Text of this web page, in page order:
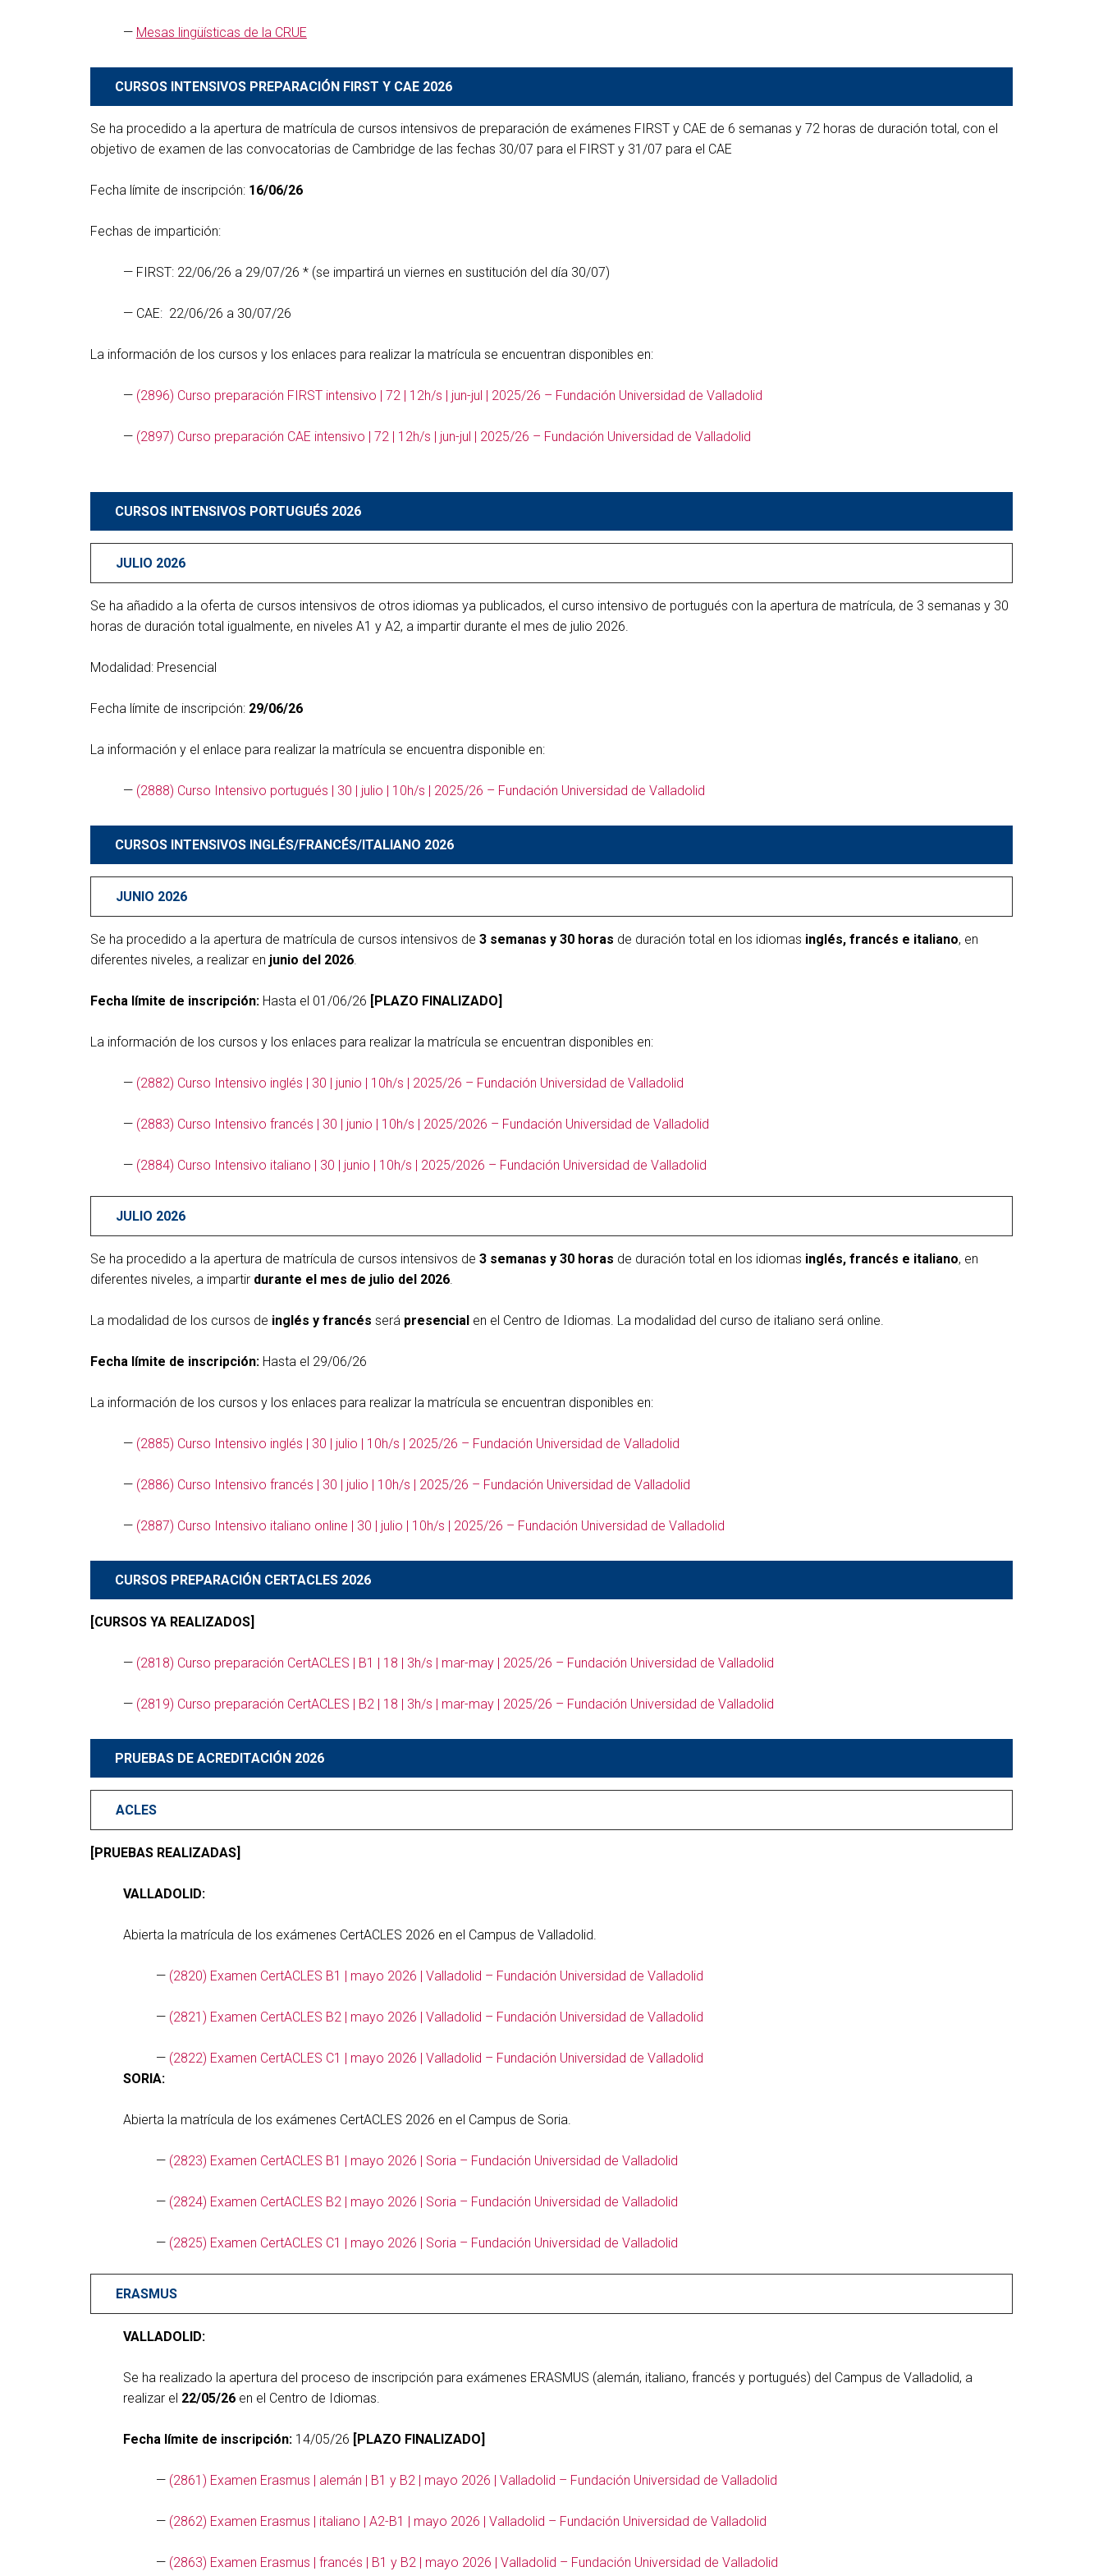
Programa Mentor
Cursos y Pruebas de Idiomas
Cursos y Pruebas de Idiomas
BIOECON Project
REC-MAT Project
Fundación Arhnold de la
Becas Fundación Carolina-UVa
WESET Project
BIOECON Project
REC-MAT Project
Fundación Carolina – UVa
— Mesas lingüísticas de la CRUE
CURSOS INTENSIVOS PREPARACIÓN FIRST Y CAE 2026
Se ha procedido a la apertura de matrícula de cursos intensivos de preparación de exámenes FIRST y CAE de 6 semanas y 72 horas de duración total, con el
objetivo de examen de las convocatorias de Cambridge de las fechas 30/07 para el FIRST y 31/07 para el CAE
Fecha límite de inscripción: 16/06/26
Fechas de impartición:
— FIRST: 22/06/26 a 29/07/26 * (se impartirá un viernes en sustitución del día 30/07)
— CAE: 22/06/26 a 30/07/26
La información de los cursos y los enlaces para realizar la matrícula se encuentran disponibles en:
— (2896) Curso preparación FIRST intensivo | 72 | 12h/s | jun-jul | 2025/26 – Fundación Universidad de Valladolid
— (2897) Curso preparación CAE intensivo | 72 | 12h/s | jun-jul | 2025/26 – Fundación Universidad de Valladolid
CURSOS INTENSIVOS PORTUGUÉS 2026
JULIO 2026
Se ha añadido a la oferta de cursos intensivos de otros idiomas ya publicados, el curso intensivo de portugués con la apertura de matrícula, de 3 semanas y 30
horas de duración total igualmente, en niveles A1 y A2, a impartir durante el mes de julio 2026.
Modalidad: Presencial
Fecha límite de inscripción: 29/06/26
La información y el enlace para realizar la matrícula se encuentra disponible en:
— (2888) Curso Intensivo portugués | 30 | julio | 10h/s | 2025/26 – Fundación Universidad de Valladolid
CURSOS INTENSIVOS INGLÉS/FRANCÉS/ITALIANO 2026
JUNIO 2026
Se ha procedido a la apertura de matrícula de cursos intensivos de 3 semanas y 30 horas de duración total en los idiomas inglés, francés e italiano, en
diferentes niveles, a realizar en junio del 2026.
Fecha límite de inscripción: Hasta el 01/06/26 [PLAZO FINALIZADO]
La información de los cursos y los enlaces para realizar la matrícula se encuentran disponibles en:
— (2882) Curso Intensivo inglés | 30 | junio | 10h/s | 2025/26 – Fundación Universidad de Valladolid
— (2883) Curso Intensivo francés | 30 | junio | 10h/s | 2025/2026 – Fundación Universidad de Valladolid
— (2884) Curso Intensivo italiano | 30 | junio | 10h/s | 2025/2026 – Fundación Universidad de Valladolid
JULIO 2026
Se ha procedido a la apertura de matrícula de cursos intensivos de 3 semanas y 30 horas de duración total en los idiomas inglés, francés e italiano, en
diferentes niveles, a impartir durante el mes de julio del 2026.
La modalidad de los cursos de inglés y francés será presencialen el Centro de Idiomas. La modalidad del curso de italiano será online.
Fecha límite de inscripción:Hasta el 29/06/26
La información de los cursos y los enlaces para realizar la matrícula se encuentran disponibles en:
— (2885) Curso Intensivo inglés | 30 | julio | 10h/s | 2025/26 – Fundación Universidad de Valladolid
— (2886) Curso Intensivo francés | 30 | julio | 10h/s | 2025/26 – Fundación Universidad de Valladolid
— (2887) Curso Intensivo italiano online | 30 | julio | 10h/s | 2025/26 – Fundación Universidad de Valladolid
CURSOS PREPARACIÓN CERTACLES 2026
[CURSOS YA REALIZADOS]
— (2818) Curso preparación CertACLES | B1 | 18 | 3h/s | mar-may | 2025/26 – Fundación Universidad de Valladolid
— (2819) Curso preparación CertACLES | B2 | 18 | 3h/s | mar-may | 2025/26 – Fundación Universidad de Valladolid
PRUEBAS DE ACREDITACIÓN 2026
ACLES
[PRUEBAS REALIZADAS]
VALLADOLID:
Abierta la matrícula de los exámenes CertACLES 2026 en el Campus de Valladolid.
— (2820) Examen CertACLES B1 | mayo 2026 | Valladolid – Fundación Universidad de Valladolid
— (2821) Examen CertACLES B2 | mayo 2026 | Valladolid – Fundación Universidad de Valladolid
— (2822) Examen CertACLES C1 | mayo 2026 | Valladolid – Fundación Universidad de Valladolid
SORIA:
Abierta la matrícula de los exámenes CertACLES 2026 en el Campus de Soria.
— (2823) Examen CertACLES B1 | mayo 2026 | Soria – Fundación Universidad de Valladolid
— (2824) Examen CertACLES B2 | mayo 2026 | Soria – Fundación Universidad de Valladolid
— (2825) Examen CertACLES C1 | mayo 2026 | Soria – Fundación Universidad de Valladolid
ERASMUS
VALLADOLID:
Se ha realizado la apertura del proceso de inscripción para exámenes ERASMUS (alemán, italiano, francés y portugués) del Campus de Valladolid, a
realizar el 22/05/26 en el Centro de Idiomas.
Fecha límite de inscripción:14/05/26 [PLAZO FINALIZADO]
— (2861) Examen Erasmus | alemán | B1 y B2 | mayo 2026 | Valladolid – Fundación Universidad de Valladolid
— (2862) Examen Erasmus | italiano | A2-B1 | mayo 2026 | Valladolid – Fundación Universidad de Valladolid
— (2863) Examen Erasmus | francés | B1 y B2 | mayo 2026 | Valladolid – Fundación Universidad de Valladolid